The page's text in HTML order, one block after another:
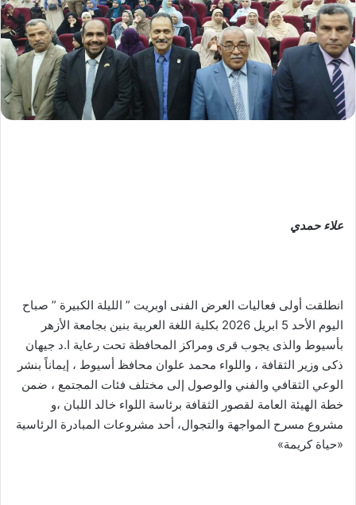
علاء حمدي
انطلقت أولى فعاليات العرض الفنى اوبريت ” الليلة الكبيرة ” صباح
اليوم الأحد 5 ابريل 2026 بكلية اللغة العربية بنين بجامعة الأزهر
بأسيوط والذى يجوب قرى ومراكز المحافظة تحت رعاية ا.د جيهان
ذكى وزير الثقافة ، واللواء محمد علوان محافظ أسيوط ، إيماناً بنشر
الوعي الثقافي والفني والوصول إلى مختلف فئات المجتمع ، ضمن
خطة الهيئة العامة لقصور الثقافة برئاسة اللواء خالد اللبان ،و
مشروع مسرح المواجهة والتجوال، أحد مشروعات المبادرة الرئاسية
«حياة كريمة»